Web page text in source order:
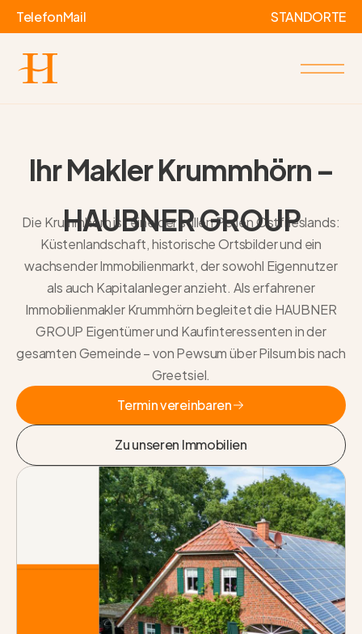
TelefonMail STANDORTE
Ihr Makler Krummhörn –
HAUBNER GROUP
Die Krummhörn ist eine der stillen Perlen Ostfrieslands:
Küstenlandschaft, historische Ortsbilder und ein
wachsender Immobilienmarkt, der sowohl Eigennutzer
als auch Kapitalanleger anzieht. Als erfahrener
Immobilienmakler Krummhörnbegleitet die HAUBNER
GROUP Eigentümer und Kaufinteressenten in der
gesamten Gemeinde – von Pewsum über Pilsum bis nach
Greetsiel.
Termin vereinbaren
Zu unseren Immobilien
Zu unseren Immobilien